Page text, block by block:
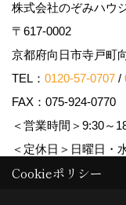
株式会社のぞみハウ
〒617-0002
京都府向日市寺戸町
TEL： 0120-57-0707 /
FAX：075-924-0770
＜営業時間＞9:30～
＜定休日＞日曜日・
Cookieポリシー